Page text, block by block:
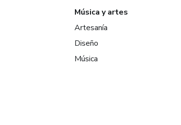
Música y artes
Artesanía
Diseño
Música